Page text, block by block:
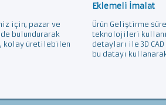
için, pazar ve
bulundurarak
kolay üretilebilen
Eklemeli İmalat
Ürün Geliştirme
teknolojileri
detayları ile 3D
bu datayı